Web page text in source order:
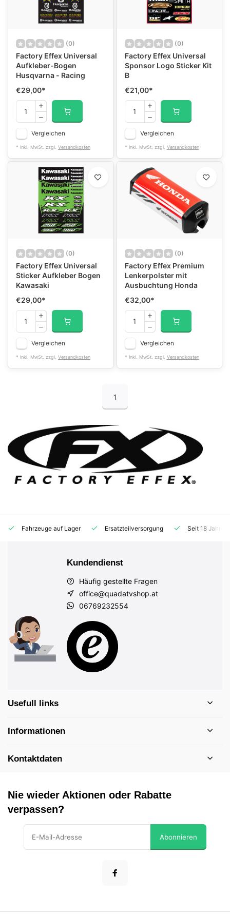
(0)
Factory Effex Universal
Aufkleber-Bogen
Husqvarna - Racing
€29,00*
Vergleichen
* Inkl. MwSt. zzgl. Versandkosten
(0)
Factory Effex Universal
Sponsor Logo Sticker Kit
B
€21,00*
Vergleichen
* Inkl. MwSt. zzgl. Versandkosten
(0)
Factory Effex Universal
Sticker Aufkleber Bogen
Kawasaki
€29,00*
Vergleichen
* Inkl. MwSt. zzgl. Versandkosten
(0)
Factory Effex Premium
Lenkerpolster mit
Ausbuchtung Honda
€32,00*
Vergleichen
* Inkl. MwSt. zzgl. Versandkosten
1
Fahrzeuge auf Lager Ersatzteilversorgung Seit 18
Kundendienst
Häufig gestellte Fragen
office@quadatvshop.at
06769232554
Usefull links
Informationen
Kontaktdaten
Nie wieder Aktionen oder Rabatte
verpassen?
Abonnieren